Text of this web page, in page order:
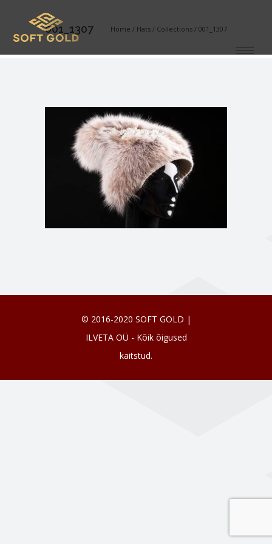
001_1307 Home / Hats / Collections / 001_1307
© 2016-2020 SOFT GOLD |
ILVETA OÜ - Kõik õigused
kaitstud.